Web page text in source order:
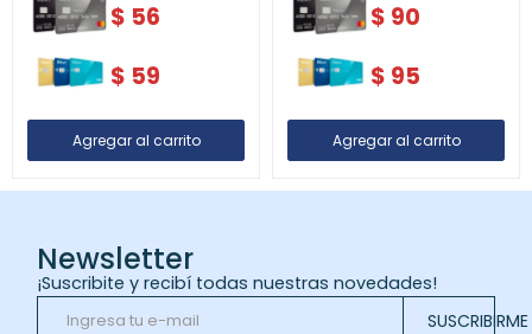
$ 56
$ 59
$ 90
$ 95
Newsletter
¡Suscribite y recibí todas nuestras novedades!
SUSCRIBIRME